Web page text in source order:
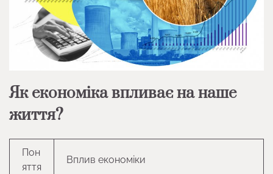
Як економіка впливає на наше
життя?
Пон
яття
Вплив економіки